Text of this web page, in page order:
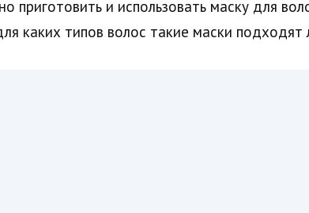
приготовить и использовать маску для
каких типов волос такие маски подходят